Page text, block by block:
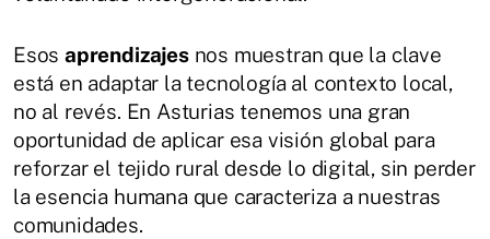
Esosaprendizajesnos muestran que la clave
está en adaptar la tecnología al contexto local,
no al revés. En Asturias tenemos una gran
oportunidad de aplicar esa visión global para
reforzar el tejido rural desde lo digital, sin perder
la esencia humana que caracteriza a nuestras
comunidades.